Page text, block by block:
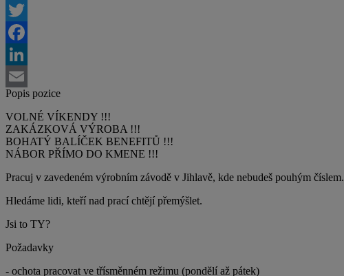
Twitter
Facebook
LinkedIn
Email
Popis pozice
VOLNÉ VÍKENDY !!!
ZAKÁZKOVÁ VÝROBA !!!
BOHATÝ BALÍČEK BENEFITŮ !!!
NÁBOR PŘÍMO DO KMENE !!!
Pracuj v zavedeném výrobním závodě v Jihlavě, kde nebudeš pouhým číslem.
Hledáme lidi, kteří nad prací chtějí přemýšlet.
Jsi to TY?
Požadavky
- ochota pracovat ve třísměnném režimu (pondělí až pátek)